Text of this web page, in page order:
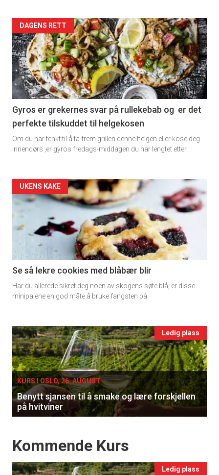
Artikler
detail
-
section
11
Dagens
rett
DAGENS RETT
Gyros er grekernes svar på rullekebab og er det
perfekte tilskuddet til helgekosen
Om du har tenkt til å ta frem grillen denne helgen eller kose deg
innendørs ,er gyros fredags-middagen du har lengtet etter.
Artikler
detail
-
section
11
Ukens
UKENS KAKE
Se så lekre cookies med blåbær blir
Har du allerede sikret deg noen av skogens søte blå, er disse
minipaiene en god måte å bruke fangsten på.
Events
single
Ledig plass
KURS I OSLO, 26. AUGUST
Benytt sjansen til å smake og lære forskjellen
på hvitviner
Events
Kommende Kurs
Ledig plass